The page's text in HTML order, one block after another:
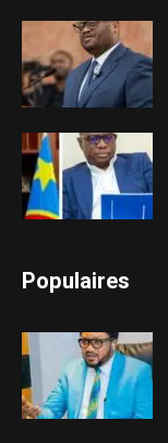
Populaires